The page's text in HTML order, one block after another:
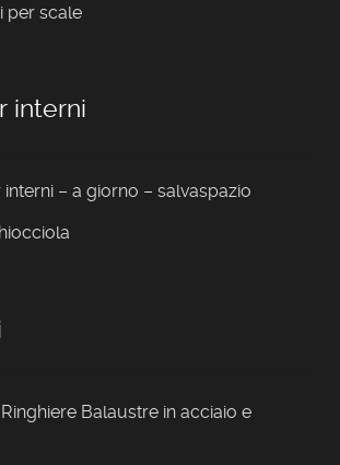
per scale
interni
– a giorno – salvaspazio
Balaustre in acciaio e